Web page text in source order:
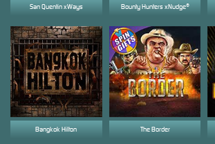
Bangkok Hilton
Bounty Hunters xNudge®
San Quentin xWays
The Border